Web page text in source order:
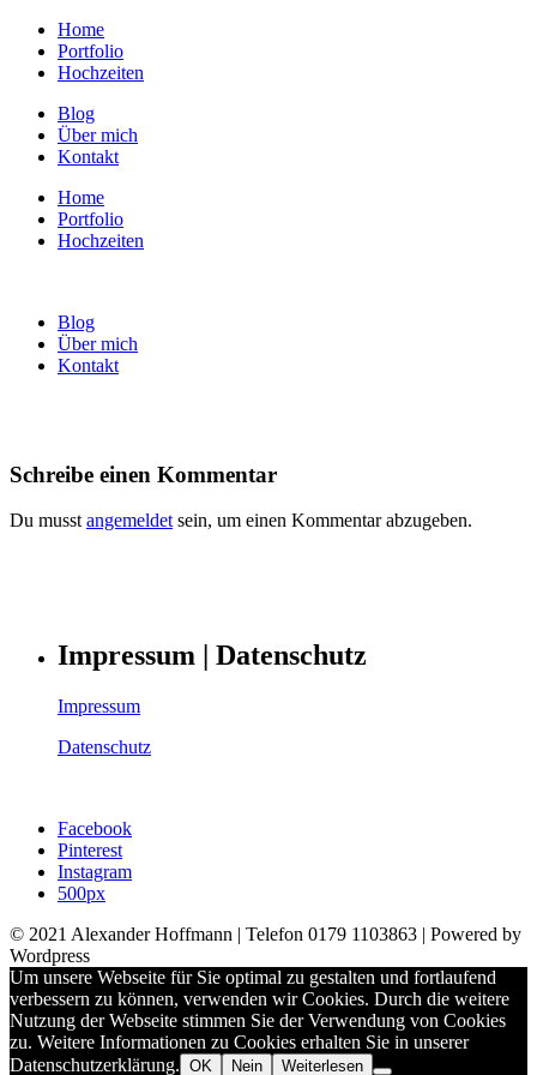
Home
Portfolio
Hochzeiten
Blog
Über mich
Kontakt
Home
Portfolio
Hochzeiten
Blog
Über mich
Kontakt
Schreibe einen Kommentar
Du musstangemeldetsein, um einen Kommentar abzugeben.
Impressum | Datenschutz
Impressum
Datenschutz
Facebook
Pinterest
Instagram
500px
© 2021 Alexander Hoffmann | Telefon 0179 1103863 | Powered by
Wordpress
Um unsere Webseite für Sie optimal zu gestalten und fortlaufend
verbessern zu können, verwenden wir Cookies. Durch die weitere
Nutzung der Webseite stimmen Sie der Verwendung von Cookies
zu. Weitere Informationen zu Cookies erhalten Sie in unserer
Datenschutzerklärung. OK Nein Weiterlesen